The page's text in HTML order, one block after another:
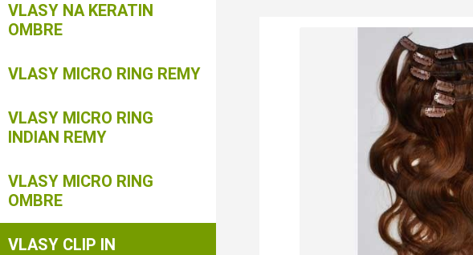
VLASY NA KERATIN
OMBRE
VLASY MICRO RING REMY
VLASY MICRO RING
INDIAN REMY
VLASY MICRO RING
OMBRE
VLASY CLIP IN